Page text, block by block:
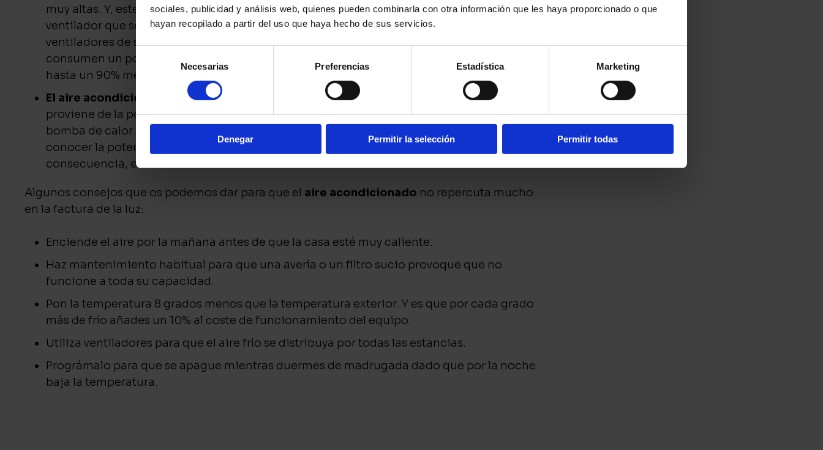
sociales, publicidad y análisis web, quienes pueden combinarla con otra información que les haya proporcionado o que
hayan recopilado a partir del uso que haya hecho de sus servicios.
consentimiento
Necesarias Preferencias Estadística Marketing
Denegar Permitir la selección Permitir todas
muy altas. Y, este, también consumirá en función de la potencia que tenga, del tipo de
ventilador que sea y de las horas que lo utilicemos. Como datos generales los
ventiladores de suelo suelen consumir unos 90 kW por hora mientras los de techo,
consumen un poco menos unos 60kW a la hora. Pero, en cualquier caso, consumen
hasta un 90% menos que un aire acondicionado.
El aire acondicionado
: depende mucho del modelo de escojas dado que el consumo
proviene de la potencia con la que funcione ese electrodoméstico. Los que tienen
bomba de calor suelen ser los más eficientes, aunque, como decíamos es importante,
conocer la potencia que necesitamos para no sobredimensionar la instalación y, por
consecuencia, el consumo.
Algunos consejos que os podemos dar para que el aire acondicionado no repercuta mucho
en la factura de la luz:
Enciende el aire por la mañana antes de que la casa esté muy caliente.
Haz mantenimiento habitual para que una avería o un filtro sucio provoque que no
funcione a toda su capacidad.
Pon la temperatura 8 grados menos que la temperatura exterior. Y es que por cada grado
más de frío añades un 10% al coste de funcionamiento del equipo.
Utiliza ventiladores para que el aire frío se distribuya por todas las estancias.
Prográmalo para que se apague mientras duermes de madrugada dado que por la noche
baja la temperatura.